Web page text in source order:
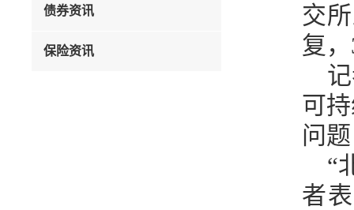
债券资讯
保险资讯
交
复
可
问
“
者